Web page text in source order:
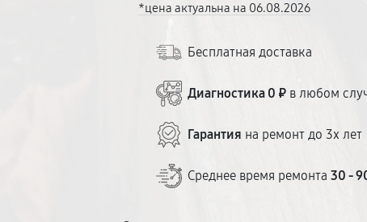
*цена актуальна на 06.08.2026
Бесплатная доставка
Диагностика 0 ₽ в любом
Гарантия на ремонт до 3х лет
Среднее время ремонта30 -